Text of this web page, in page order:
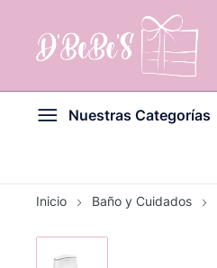
Nuestras Categorías
Inicio Baño y Cuidados